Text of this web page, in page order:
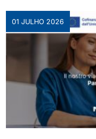
01 JULHO 2026